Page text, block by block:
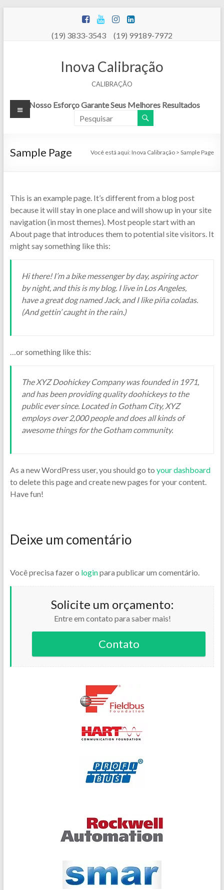
(19) 3833-3543 (19) 99189-7972
Inova Calibração
CALIBRAÇÃO
Nosso Esforço Garante Seus Melhores Resultados
Menu
Sample Page Você está aqui: Inova Calibração >Sample Page
This is an example page. It’s different from a blog post
because it will stay in one place and will show up in your site
navigation (in most themes). Most people start with an
About page that introduces them to potential site visitors. It
might say something like this:
Hi there! I’m a bike messenger by day, aspiring actor
by night, and this is my blog. I live in Los Angeles,
have a great dog named Jack, and I like piña coladas.
(And gettin’ caught in the rain.)
…or something like this:
The XYZ Doohickey Company was founded in 1971,
and has been providing quality doohickeys to the
public ever since. Located in Gotham City, XYZ
employs over 2,000 people and does all kinds of
awesome things for the Gotham community.
As a new WordPress user, you should go to your dashboard
to delete this page and create new pages for your content.
Have fun!
Deixe um comentário
Você precisa fazer o loginpara publicar um comentário.
Solicite um orçamento:
Entre em contato para saber mais!
Contato